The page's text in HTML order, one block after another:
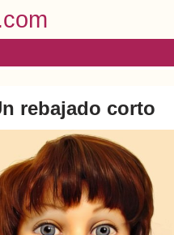
rebajado corto